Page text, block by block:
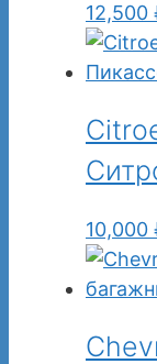
12,500
10,000